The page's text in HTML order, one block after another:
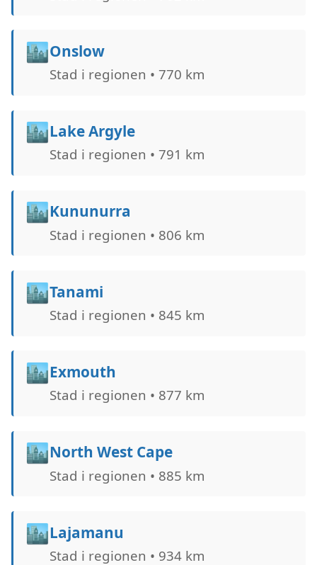
🏙️Onslow
Stad i regionen • 770 km
🏙️Lake Argyle
Stad i regionen • 791 km
🏙️Kununurra
Stad i regionen • 806 km
🏙️Tanami
Stad i regionen • 845 km
🏙️Exmouth
Stad i regionen • 877 km
🏙️North West Cape
Stad i regionen • 885 km
🏙️Lajamanu
Stad i regionen • 934 km